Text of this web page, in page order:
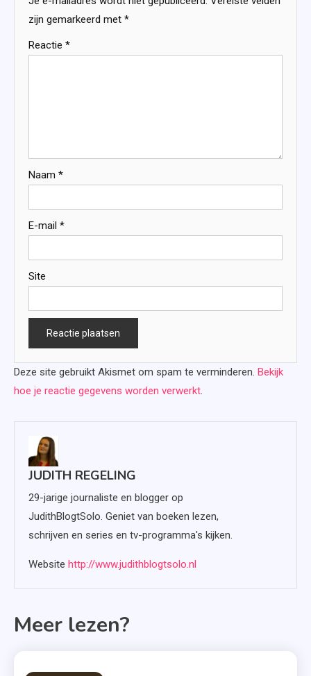
zijn gemarkeerd met *
Reactie *
Naam *
E-mail *
Site
Deze site gebruikt Akismet om spam te verminderen. Bekijk
hoe je reactie gegevens worden verwerkt.
JUDITH REGELING
29-jarige journaliste en blogger op
JudithBlogtSolo. Geniet van boeken lezen,
schrijven en series en tv-programma's kijken.
Website http://www.judithblogtsolo.nl
Meer lezen?